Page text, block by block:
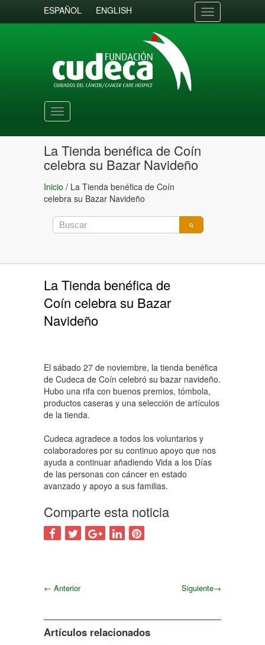
ESPAÑOL ENGLISH
Toggle
navigation
Toggle
navigation
La Tienda benéfica de Coín
celebra su Bazar Navideño
Inicio / La Tienda benéfica de Coín
celebra su Bazar Navideño
La Tienda benéfica de
Coín celebra su Bazar
Navideño
El sábado 27 de noviembre, la tienda benéfica
de Cudeca de Coín celebró su bazar navideño.
Hubo una rifa con buenos premios, tómbola,
productos caseras y una selección de artículos
de la tienda.
Cudeca agradece a todos los voluntarios y
colaboradores por su continuo apoyo que nos
ayuda a continuar añadiendo Vida a los Días
de las personas con cáncer en estado
avanzado y apoyo a sus familias.
Comparte esta noticia
← Anterior Siguiente→
Artículos relacionados